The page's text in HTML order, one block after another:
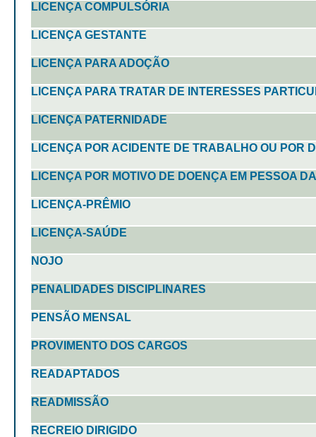
LICENÇA COMPULSÓRIA
LICENÇA GESTANTE
LICENÇA PARA ADOÇÃO
LICENÇA PARA TRATAR DE INTERESSES
LICENÇA PATERNIDADE
LICENÇA POR ACIDENTE DE TRABALHO OU POR
LICENÇA POR MOTIVO DE DOENÇA EM PESSOA
LICENÇA-PRÊMIO
LICENÇA-SAÚDE
NOJO
PENALIDADES DISCIPLINARES
PENSÃO MENSAL
PROVIMENTO DOS CARGOS
READAPTADOS
READMISSÃO
RECREIO DIRIGIDO